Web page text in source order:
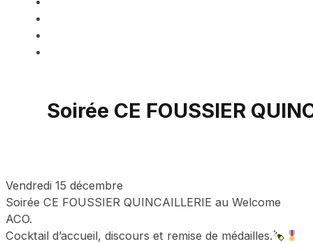
Soirée CE FOUSSIER
Vendredi 15 décembre
Soirée CE FOUSSIER QUINCAILLERIE au Welcome
ACO.
Cocktail d’accueil, discours et remise de médailles.